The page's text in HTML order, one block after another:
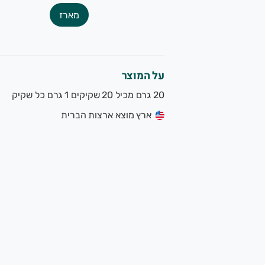
מארז
על המוצר
20 גרם מכיל 20 שקיקים 1 גרם כל שקיק
ארץ מוצא ארצות הברית